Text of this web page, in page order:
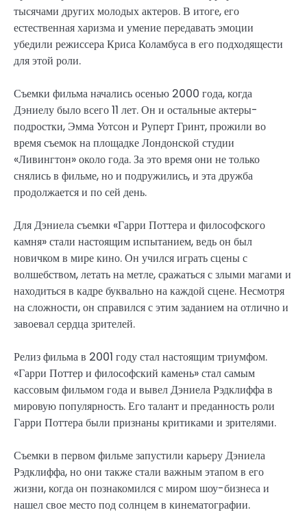
тысячами других молодых актеров. В итоге, его
естественная харизма и умение передавать эмоции
убедили режиссера Криса Коламбуса в его подходящести
для этой роли.
Съемки фильма начались осенью 2000 года, когда
Дэниелу было всего 11 лет. Он и остальные актеры-
подростки, Эмма Уотсон и Руперт Гринт, прожили во
время съемок на площадке Лондонской студии
«Ливингтон» около года. За это время они не только
снялись в фильме, но и подружились, и эта дружба
продолжается и по сей день.
Для Дэниела съемки «Гарри Поттера и философского
камня» стали настоящим испытанием, ведь он был
новичком в мире кино. Он учился играть сцены с
волшебством, летать на метле, сражаться с злыми магами и
находиться в кадре буквально на каждой сцене. Несмотря
на сложности, он справился с этим заданием на отлично и
завоевал сердца зрителей.
Релиз фильма в 2001 году стал настоящим триумфом.
«Гарри Поттер и философский камень» стал самым
кассовым фильмом года и вывел Дэниела Рэдклиффа в
мировую популярность. Его талант и преданность роли
Гарри Поттера были признаны критиками и зрителями.
Съемки в первом фильме запустили карьеру Дэниела
Рэдклиффа, но они также стали важным этапом в его
жизни, когда он познакомился с миром шоу-бизнеса и
нашел свое место под солнцем в кинематографии.